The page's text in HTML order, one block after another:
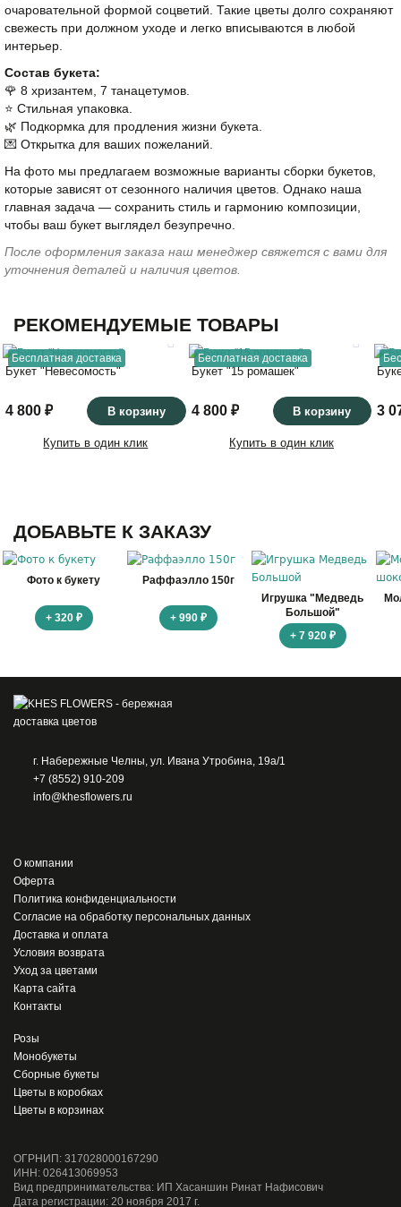
очаровательной формой соцветий. Такие цветы долго сохраняют
свежесть при должном уходе и легко вписываются в любой
интерьер.
Состав букета:
🌹 8 хризантем, 7 танацетумов.
⭐️ Стильная упаковка.
🌿 Подкормка для продления жизни букета.
💌 Открытка для ваших пожеланий.
На фото мы предлагаем возможные варианты сборки букетов,
которые зависят от сезонного наличия цветов. Однако наша
главная задача — сохранить стиль и гармонию композиции,
чтобы ваш букет выглядел безупречно.
После оформления заказа наш менеджер свяжется с вами для
уточнения деталей и наличия цветов.
РЕКОМЕНДУЕМЫЕ ТОВАРЫ
Бесплатная доставка
Букет "Невесомость"
4 800 ₽ В корзину
Купить в один клик
Бесплатная доставка
Букет "15 ромашек"
4 800 ₽ В корзину
Купить в один клик
3
ДОБАВЬТЕ К ЗАКАЗУ
Фото к букету
+ 320 ₽
Раффаэлло 150г
+ 990 ₽
Игрушка "Медведь
Большой"
+ 7 920 ₽
г. Набережные Челны, ул. Ивана Утробина, 19а/1
+7 (8552) 910-209
info@khesflowers.ru
О компании
Оферта
Политика конфиденциальности
Согласие на обработку персональных данных
Доставка и оплата
Условия возврата
Уход за цветами
Карта сайта
Контакты
Розы
Монобукеты
Сборные букеты
Цветы в коробках
Цветы в корзинах
ОГРНИП: 317028000167290
ИНН: 026413069953
Вид предпринимательства: ИП Хасаншин Ринат Нафисович
Дата регистрации: 20 ноября 2017 г.